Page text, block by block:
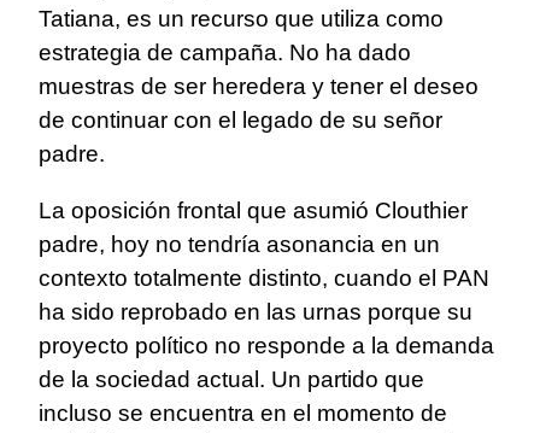
Tatiana, es un recurso que utiliza como
estrategia de campaña. No ha dado
muestras de ser heredera y tener el deseo
de continuar con el legado de su señor
padre.
La oposición frontal que asumió Clouthier
padre, hoy no tendría asonancia en un
contexto totalmente distinto, cuando el PAN
ha sido reprobado en las urnas porque su
proyecto político no responde a la demanda
de la sociedad actual. Un partido que
incluso se encuentra en el momento de